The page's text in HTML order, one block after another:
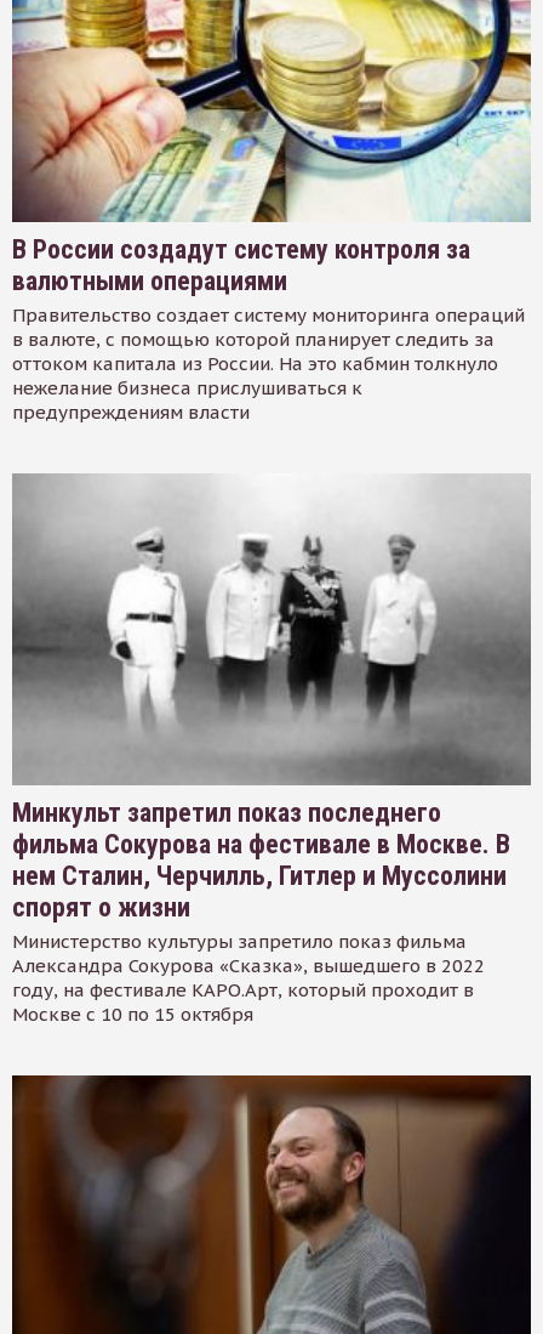
В России создадут систему контроля за
валютными операциями
Правительство создает систему мониторинга операций
в валюте, с помощью которой планирует следить за
оттоком капитала из России. На это кабмин толкнуло
нежелание бизнеса прислушиваться к
предупреждениям власти
Минкульт запретил показ последнего
фильма Сокурова на фестивале в Москве. В
нем Сталин, Черчилль, Гитлер и Муссолини
спорят о жизни
Министерство культуры запретило показ фильма
Александра Сокурова «Сказка», вышедшего в 2022
году, на фестивале КАРО.Арт, который проходит в
Москве с 10 по 15 октября